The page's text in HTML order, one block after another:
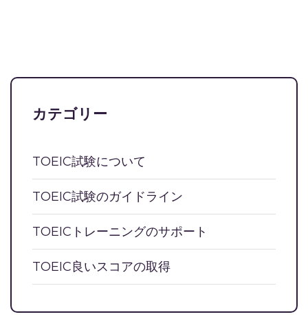
カテゴリー
TOEIC試験について
TOEIC試験のガイドライン
TOEICトレーニングのサポート
TOEIC良いスコアの取得